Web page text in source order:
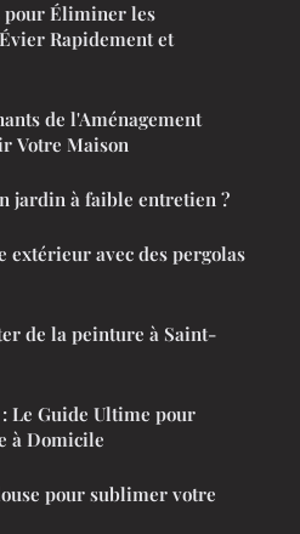
pour Éliminer les
Rapidement et
de l'Aménagement
Votre Maison
jardin à faible entretien ?
extérieur avec des pergolas
de la peinture à Saint-
Le Guide Ultime pour
à Domicile
pour sublimer votre